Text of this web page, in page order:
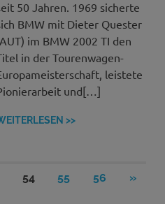
50 Jahren. 1969 sicherte
BMW mit Dieter Quester
im BMW 2002 TI den
in der Tourenwagen-
leistete
und[…]
>>
54 55 56 »